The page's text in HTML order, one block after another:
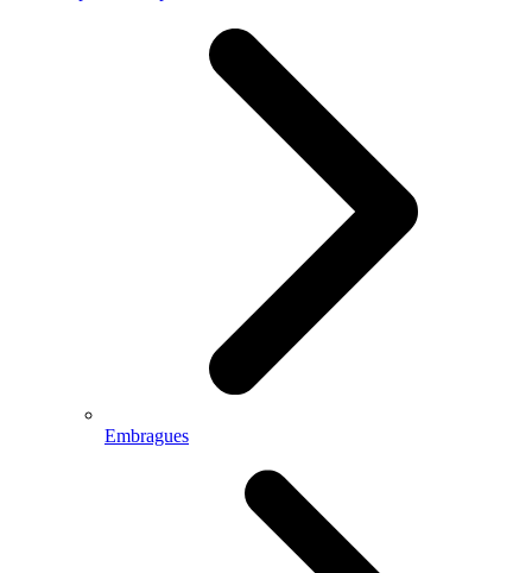
Embragues